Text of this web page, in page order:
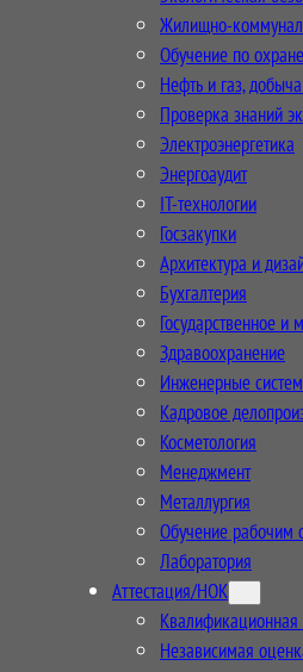
Жилищно-
Обучение по
Нефть и газ,
Проверка знаний
Электроэнергетика
Энергоаудит
IT-технологии
Госзакупки
Архитектура и
Бухгалтерия
Государственное и
Здравоохранение
Инженерные
Кадровое
Косметология
Менеджмент
Металлургия
Обучение рабочим
Лаборатория
Аттестация/НОК
Квалификационная
Независимая